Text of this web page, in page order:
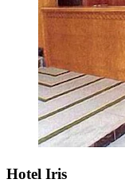
Hotel Iris